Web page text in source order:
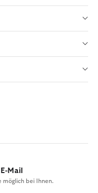
Mail
möglich bei Ihnen.